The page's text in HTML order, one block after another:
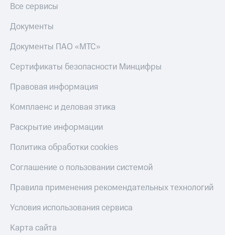
Все сервисы
Документы
Документы ПАО «МТС»
Сертификаты безопасности Минцифры
Правовая информация
Комплаенс и деловая этика
Раскрытие информации
Политика обработки cookies
Соглашение о пользовании системой
Правила применения рекомендательных технологий
Условия использования сервиса
Карта сайта